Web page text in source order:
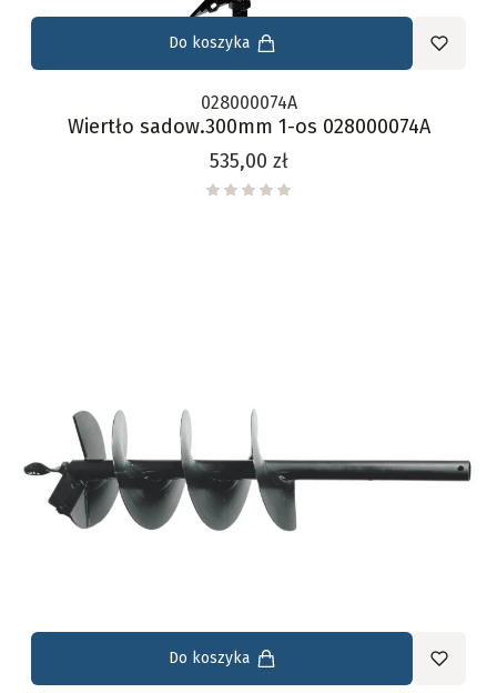
Do koszyka
028000074A
Wiertło sadow.300mm 1-os 028000074A
Cena
535,00 zł
Do koszyka